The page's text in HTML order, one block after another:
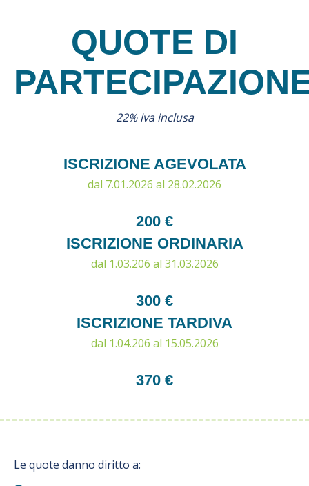
QUOTE DI
22% iva inclusa
ISCRIZIONE AGEVOLATA
dal 7.01.2026 al 28.02.2026
200 €
ISCRIZIONE ORDINARIA
dal 1.03.206 al 31.03.2026
300 €
ISCRIZIONE TARDIVA
dal 1.04.206 al 15.05.2026
370 €
Le quote danno diritto a: